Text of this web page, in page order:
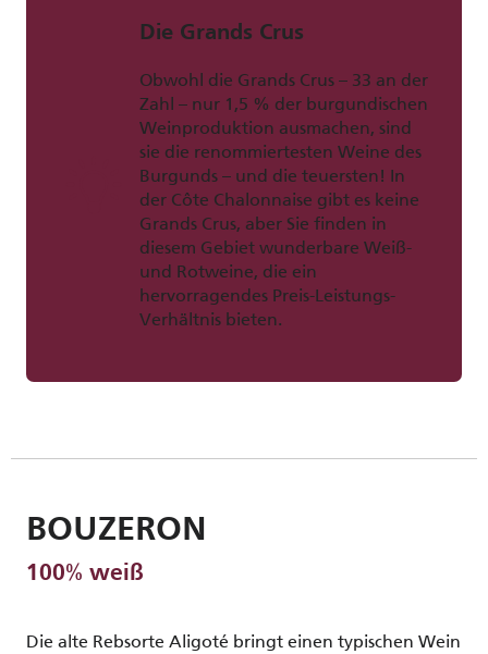
Die Grands Crus
Obwohl die Grands Crus – 33 an der
Zahl – nur 1,5 % der burgundischen
Weinproduktion ausmachen, sind
sie die renommiertesten Weine des
Burgunds – und die teuersten! In
der Côte Chalonnaise gibt es keine
Grands Crus, aber Sie finden in
diesem Gebiet wunderbare Weiß-
und Rotweine, die ein
hervorragendes Preis-Leistungs-
Verhältnis bieten.
BOUZERON
100% weiß
Die alte Rebsorte Aligoté bringt einen typischen Wein